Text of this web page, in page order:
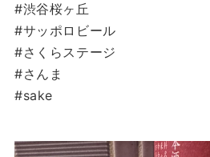
#渋谷桜ヶ丘
#サッポロビール
#さくらステージ
#さんま
#sake